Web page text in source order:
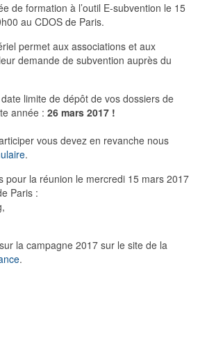
de formation à l’outil E-subvention le 15
au CDOS de Paris.
permet aux associations et aux
demande de subvention auprès du
limite de dépôt de vos dossiers de
année : 26 mars 2017 !
vous devez en revanche nous
.
pour la réunion le mercredi 15 mars 2017
Paris :
la campagne 2017 sur le site de la
.